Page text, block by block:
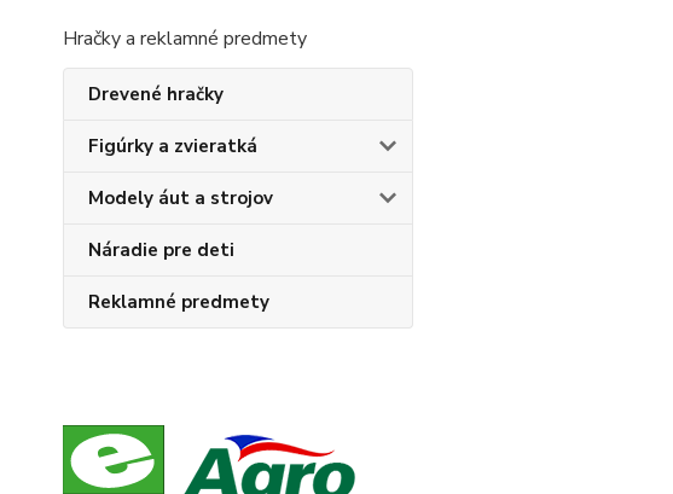
Hračky a reklamné predmety
Drevené hračky
Figúrky a zvieratká
Modely áut a strojov
Náradie pre deti
Reklamné predmety